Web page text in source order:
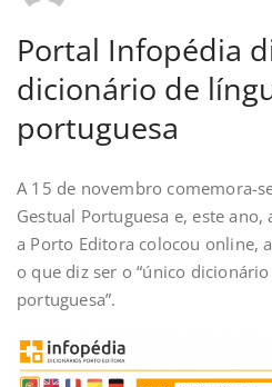
Portal Infopédia
dicionário de
portuguesa
A 15 de novembro comemora-
Gestual Portuguesa e, este
a Porto Editora colocou online,
o que diz ser o “único
portuguesa”.